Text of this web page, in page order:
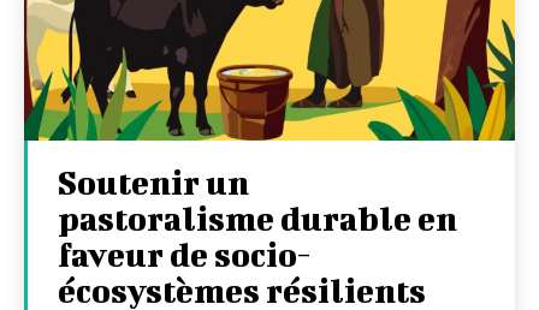
Soutenir un
pastoralisme durable en
faveur de socio-
écosystèmes résilients